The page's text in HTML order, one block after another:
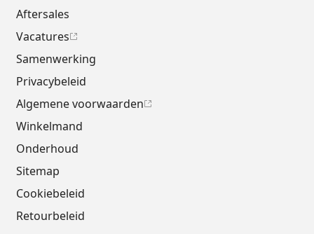
Aftersales
Vacatures
Samenwerking
Privacybeleid
Algemene voorwaarden
Winkelmand
Onderhoud
Sitemap
Cookiebeleid
Retourbeleid